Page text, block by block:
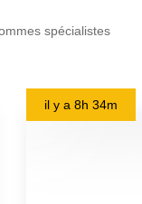
spécialistes
il y a 8h 34m